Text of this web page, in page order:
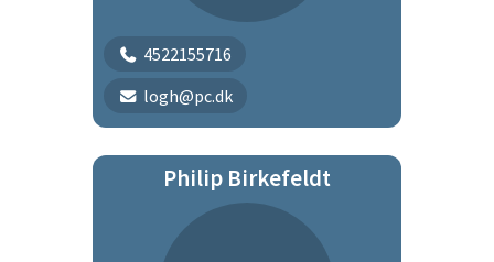
4522155716
logh@pc.dk
Philip Birkefeldt